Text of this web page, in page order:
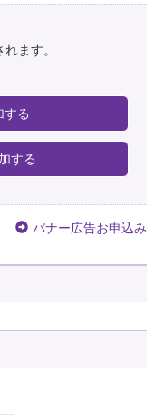
ます。
する
する
バナー広告お申込み